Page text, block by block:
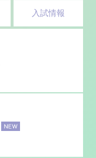
入試情報